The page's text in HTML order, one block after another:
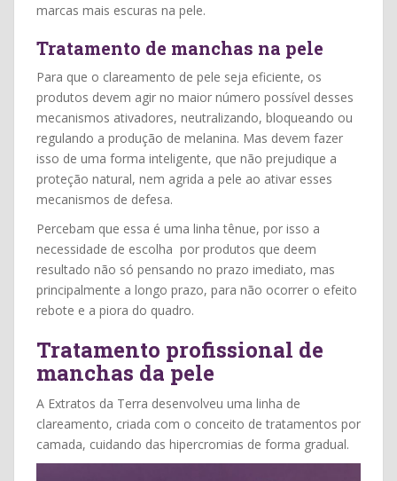
marcas mais escuras na pele.
Tratamento de manchas na pele
Para que o clareamento de pele seja eficiente, os
produtos devem agir no maior número possível desses
mecanismos ativadores, neutralizando, bloqueando ou
regulando a produção de melanina. Mas devem fazer
isso de uma forma inteligente, que não prejudique a
proteção natural, nem agrida a pele ao ativar esses
mecanismos de defesa.
Percebam que essa é uma linha tênue, por isso a
necessidade de escolha por produtos que deem
resultado não só pensando no prazo imediato, mas
principalmente a longo prazo, para não ocorrer o efeito
rebote e a piora do quadro.
Tratamento profissional de
manchas da pele
A Extratos da Terra desenvolveu uma linha de
clareamento, criada com o conceito de tratamentos por
camada, cuidando das hipercromias de forma gradual.